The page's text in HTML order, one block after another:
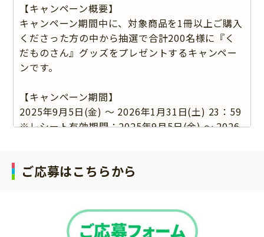
【キャンペーン概要】
キャンペーン期間中に、対象商品を1冊以上ご購入
くださった方の中から抽選で合計200名様に『く
だものさん』グッズをプレゼントするキャンペー
ンです。
【キャンペーン期間】
2025年9月5日(金) ～ 2026年1月31日(土) 23：59
※レシート有効期間：2025年9月5日(金) ～ 2026
等)のお届け完了日がキャンペーン期間内であるこ
A賞：くだものさん ぬいぐるみ4個セット 5
ご応募はこちらから